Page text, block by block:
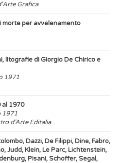
Grafica
morte per avvelenamento
litografie di Giorgio De Chirico e
1971
al 1970
1971
d’Arte Editalia
Dazzi, De Filippi, Dine, Fabro,
Judd, Klein, Le Parc, Lichtenstein,
Pisani, Schoffer, Segal,